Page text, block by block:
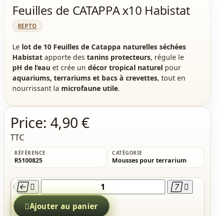
Feuilles de CATAPPA x10 Habistat
REPTO
Le lot de 10 Feuilles de Catappa naturelles séchées
Habistat apporte des tanins protecteurs, régule le
pH de l’eau et crée un décor tropical naturel pour
aquariums, terrariums et bacs à crevettes, tout en
nourrissant la microfaune utile.
Price: 4,90 €
TTC
RÉFÉRENCE
R5100825
CATÉGORIE
Mousses pour terrarium
   
Ajouter au panier